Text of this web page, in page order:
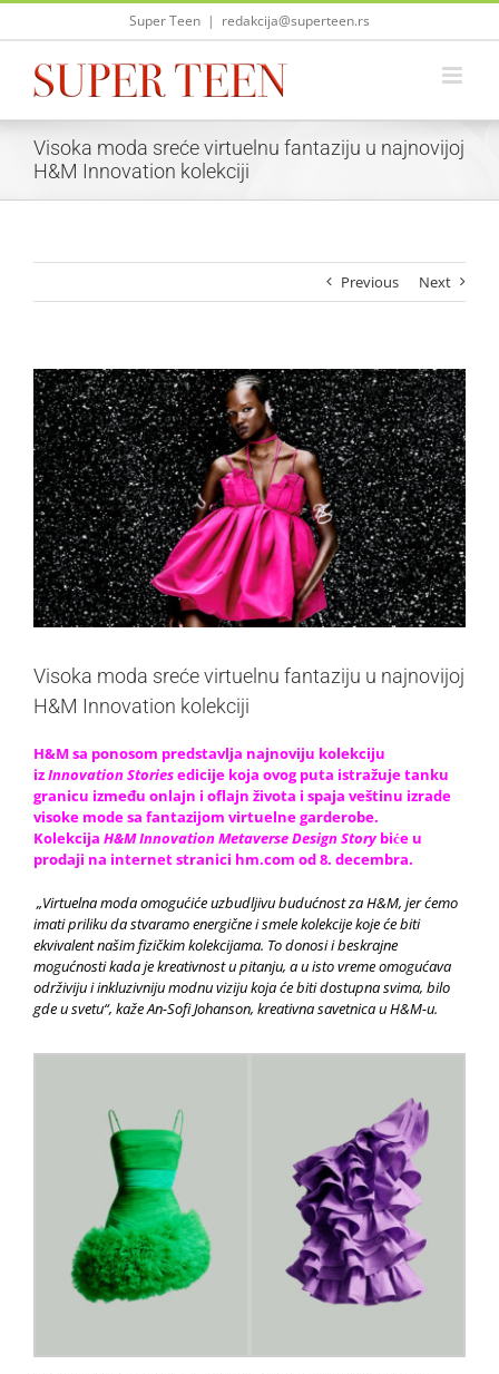
Skip
Super Teen | redakcija@superteen.rs
Visoka moda sreće virtuelnu fantaziju u najnovijoj
H&M Innovation kolekciji
Previous Next
View
Larger
Image
Visoka moda sreće virtuelnu fantaziju u najnovijoj
H&M Innovation kolekciji
H&Msa ponosom predstavlja najnoviju kolekciju
izInnovation Storiesedicije koja ovog puta istražujetanku
granicu između onlajn i oflajn života i spaja veštinu izrade
visoke mode sa fantazijom virtuelne garderobe.
Kolekcija H&M Innovation Metaverse Design Storybiće u
prodaji na internet stranici hm.com od 8. decembra.
„Virtuelna moda omogućiće uzbudljivu budućnost za H&M, jer ćemo
imati priliku da stvaramo energične i smele kolekcije koje će biti
ekvivalent našim fizičkim kolekcijama. To donosi i beskrajne
mogućnosti kada je kreativnost u pitanju, a u isto vreme omogućava
održiviju i inkluzivniju modnu viziju koja će biti dostupna svima, bilo
gde u svetu“, kaže An-Sofi Johanson, kreativna savetnica u H&M-u.